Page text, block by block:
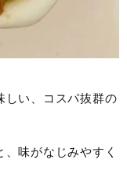
しい、コスパ抜群の
味がなじみやすく